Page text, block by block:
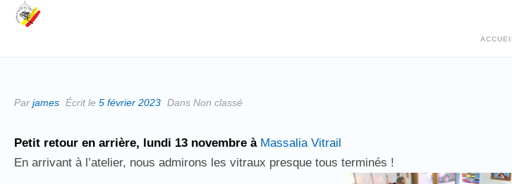
ACCUEIL
Par james Écrit le 5 février 2023 Dans Non classé
Petit retour en arrière, lundi 13 novembre à Massalia Vitrail
En arrivant à l’atelier, nous admirons les vitraux presque tous terminés !